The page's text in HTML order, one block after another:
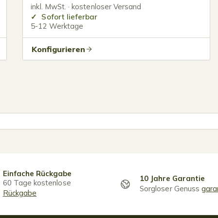
inkl. MwSt. · kostenloser Versand
Sofort lieferbar
5-12 Werktage
Konfigurieren
Einfache Rückgabe
60 Tage kostenlose
Rückgabe
10 Jahre Garantie
Sorgloser Genuss